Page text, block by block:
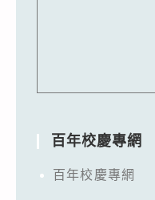
百年校慶專網
百年校慶專網